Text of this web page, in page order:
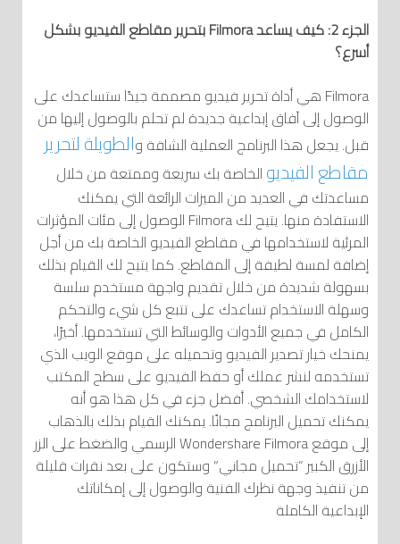
الجزء 2: كيف يساعد
Filmora
بتحرير مقاطع الفيديو بشكل
أسرع؟
Filmora هي أداة تحرير فيديو مصممة جيدًا ستساعدك على
الوصول إلى آفاق إبداعية جديدة لم تحلم بالوصول إليها من
قبل. يجعل هذا البرنامج العملية الشاقة والطويلة لتحرير
مقاطع الفيديو الخاصة بك سريعة وممتعة من خلال
مساعدتك في العديد من الميزات الرائعة التي يمكنك
الاستفادة منها. يتيح لك Filmora الوصول إلى مئات المؤثرات
المرئية لاستخدامها في مقاطع الفيديو الخاصة بك من أجل
إضافة لمسة لطيفة إلى المقاطع. كما يتيح لك القيام بذلك
بسهولة شديدة من خلال تقديم واجهة مستخدم سلسة
وسهلة الاستخدام تساعدك على تتبع كل شيء والتحكم
الكامل في جميع الأدوات والوسائط التي تستخدمها. أخيرًا،
يمنحك خيار تصدير الفيديو وتحميله على موقع الويب الذي
تستخدمه لنشر عملك أو حفظ الفيديو على سطح المكتب
لاستخدامك الشخصي. أفضل جزء في كل هذا هو أنه
يمكنك تحميل البرنامج مجانًا. يمكنك القيام بذلك بالذهاب
إلى موقع Wondershare Filmora الرسمي والضغط على الزر
الأزرق الكبير “تحميل مجاني” وستكون على بعد نقرات قليلة
من تنفيذ وجهة نظرك الفنية والوصول إلى إمكاناتك
الإبداعية الكاملة